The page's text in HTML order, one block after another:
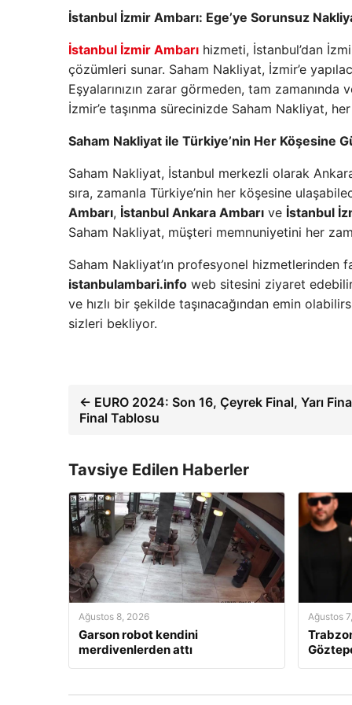
İstanbul İzmir Ambarı: Ege’ye Sorunsuz
İstanbul İzmir Ambarı hizmeti, İstanbul’dan
çözümleri sunar. Saham Nakliyat, İzmir’e
Eşyalarınızın zarar görmeden, tam
İzmir’e taşınma sürecinizde Saham Nakliyat,
Saham Nakliyat ile Türkiye’nin Her Köşesine
Saham Nakliyat, İstanbul merkezli olarak
sıra, zamanla Türkiye’nin her köşesine
Ambarı, İstanbul Ankara Ambarı ve İstanbul
Saham Nakliyat, müşteri memnuniyetini her
Saham Nakliyat’ın profesyonel hizmetlerinden
istanbulambari.info web sitesini ziyaret
ve hızlı bir şekilde taşınacağından emin
sizleri bekliyor.
← EURO 2024: Son 16, Çeyrek Final, Yarı
Final Tablosu
Tavsiye Edilen Haberler
Ağustos 8, 2026
Garson robot kendini
merdivenlerden attı
Ağustos